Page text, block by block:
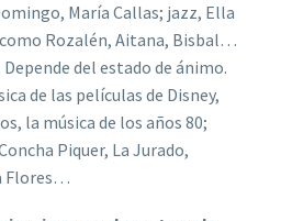
María Callas; jazz, Ella
Rozalén, Aitana, Bisbal…
del estado de ánimo.
de las películas de Disney,
la música de los años 80;
Piquer, La Jurado,
Flores…